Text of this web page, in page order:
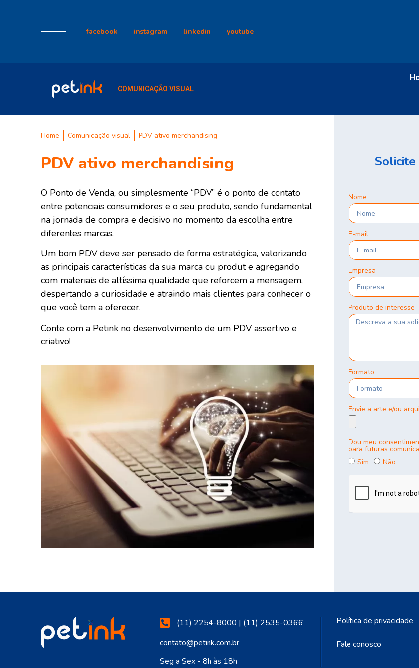
facebook instagram linkedin youtube
COMUNICAÇÃO VISUAL
Home Comunicação visual PDV ativo merchandising
PDV ativo merchandising
O Ponto de Venda, ou simplesmente “PDV” é o ponto de contato
entre potenciais consumidores e o seu produto, sendo fundamental
na jornada de compra e decisivo no momento da escolha entre
diferentes marcas.
Um bom PDV deve ser pensado de forma estratégica, valorizando
as principais características da sua marca ou produt e agregando
com materiais de altíssima qualidade que reforcem a mensagem,
despertando a curiosidade e atraindo mais clientes para conhecer o
que você tem a oferecer.
Conte com a Petink no desenvolvimento de um PDV assertivo e
criativo!
Nome
E-mail
Empresa
Produto de interesse
Formato
Envie a arte e/ou
Dou meu
para futuras
Sim
Não
(11) 2254-8000 | (11) 2535-0366
contato@petink.com.br
Seg a Sex - 8h às 18h
Política de privacidade
Fale conosco